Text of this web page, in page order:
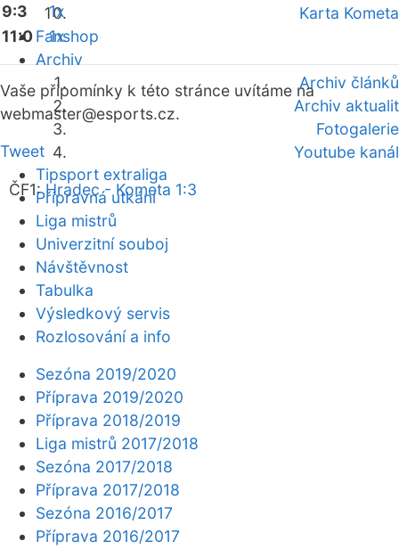
Karta Kometa
Fanshop
Archiv
Archiv článků
Archiv aktualit
Fotogalerie
Youtube kanál
ČF1:Hradec - Kometa 1:3
9:3
1x
11:0
1x
Vaše připomínky k této stránce uvítáme na
webmaster@esports.cz.
Tweet
Tipsport extraliga
Přípravná utkání
Liga mistrů
Univerzitní souboj
Návštěvnost
Tabulka
Výsledkový servis
Rozlosování a info
Sezóna 2019/2020
Příprava 2019/2020
Příprava 2018/2019
Liga mistrů 2017/2018
Sezóna 2017/2018
Příprava 2017/2018
Sezóna 2016/2017
Příprava 2016/2017